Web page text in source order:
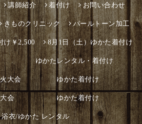
講師紹介 着付け お問い合わせ
きものクリニック パールトーン加工
￥2,500 8月1日（土）ゆかた着付け
火 ゆかたレンタル・着付け
火大会 ゆかた着付け
火大会 ゆかた着付け
浴衣/ゆかた レンタル